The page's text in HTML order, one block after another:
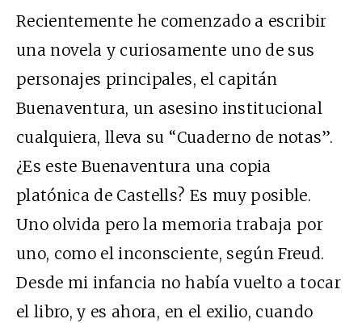
Recientemente he comenzado a escribir
una novela y curiosamente uno de sus
personajes principales, el capitán
Buenaventura, un asesino institucional
cualquiera, lleva su “Cuaderno de notas”.
¿Es este Buenaventura una copia
platónica de Castells? Es muy posible.
Uno olvida pero la memoria trabaja por
uno, como el inconsciente, según Freud.
Desde mi infancia no había vuelto a tocar
el libro, y es ahora, en el exilio, cuando